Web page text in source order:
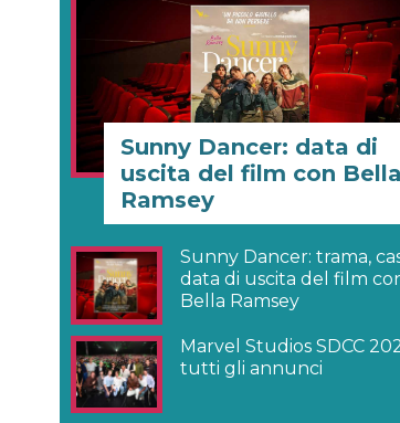
Sunny Dancer: data di
uscita del film con Bella
Ramsey
Sunny Dancer: trama,
data di uscita del film
Bella Ramsey
Marvel Studios SDCC
tutti gli annunci